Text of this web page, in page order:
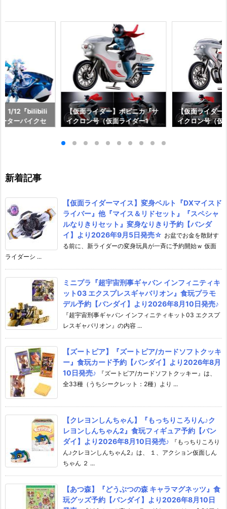
】1/12『bilibili
ターバイクセ
【仮面ライダー】ポピニカ『サ
イクロン号（仮面ライダー1
イ】より2027年1月発売予定♪
【仮面ライダー
イクロン号（仮
新着記事
【仮面ライダーマイス】変身ベルト『DXマイスド
ライバー』他『マイス＆リドセット』『スペシャ
ルなりきりセット』変身なりきり予約【バンダ
イ】より2026年9月5日発売☆ お盆でお金を散財す
る前に、新ライダーの変身玩具が一斉に予約開始ｗ 仮面
ライダーシ ...
ミニプラ『超宇宙刑事ギャバン インフィニティキ
ット03 エクスプレスギャバリオン』食玩プラモ
デル予約【バンダイ】より2026年8月10日発売♪
『超宇宙刑事ギャバン インフィニティキット03 エクスプ
レスギャバリオン』の内容 ...
【ズートピア】『ズートピア/カードソフトクッキ
ー』食玩カード予約【バンダイ】より2026年8月
10日発売♪
『ズートピア/カードソフトクッキー』は、
全33種（うちシークレット：2種）より ...
【クレヨンしんちゃん】『もっちりころりん♪ク
レヨンしんちゃん2』食玩フィギュア予約【バン
ダイ】より2026年8月10日発売♪
『もっちりころり
ん♪クレヨンしんちゃん2』は、 １、アクション仮面しん
ちゃん ２ ...
【あつ森】『どうぶつの森 キャラマグネッツ』食
玩グッズ予約【バンダイ】より2026年8月10日